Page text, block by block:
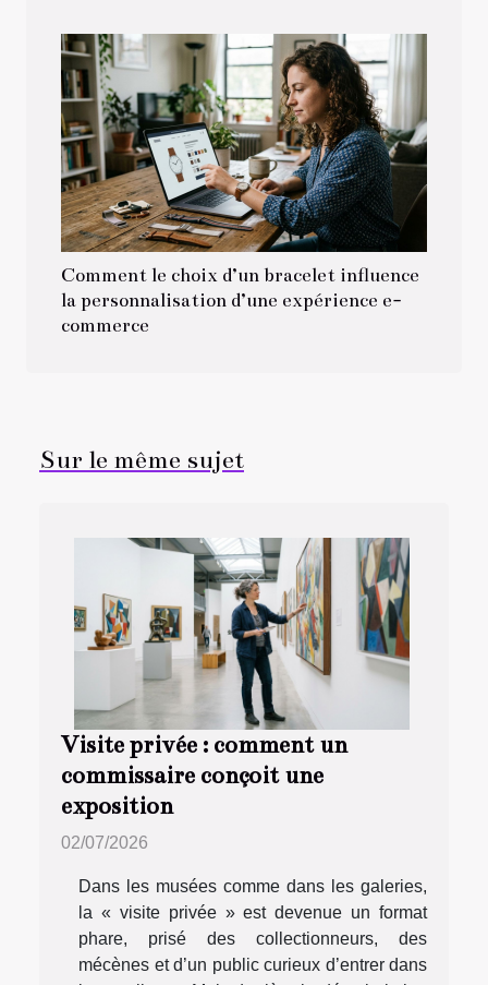
Comment le choix d’un bracelet influence
la personnalisation d’une expérience e-
commerce
Sur le même sujet
Visite privée : comment un
commissaire conçoit une
exposition
02/07/2026
Dans les musées comme dans les galeries,
la « visite privée » est devenue un format
phare, prisé des collectionneurs, des
mécènes et d’un public curieux d’entrer dans